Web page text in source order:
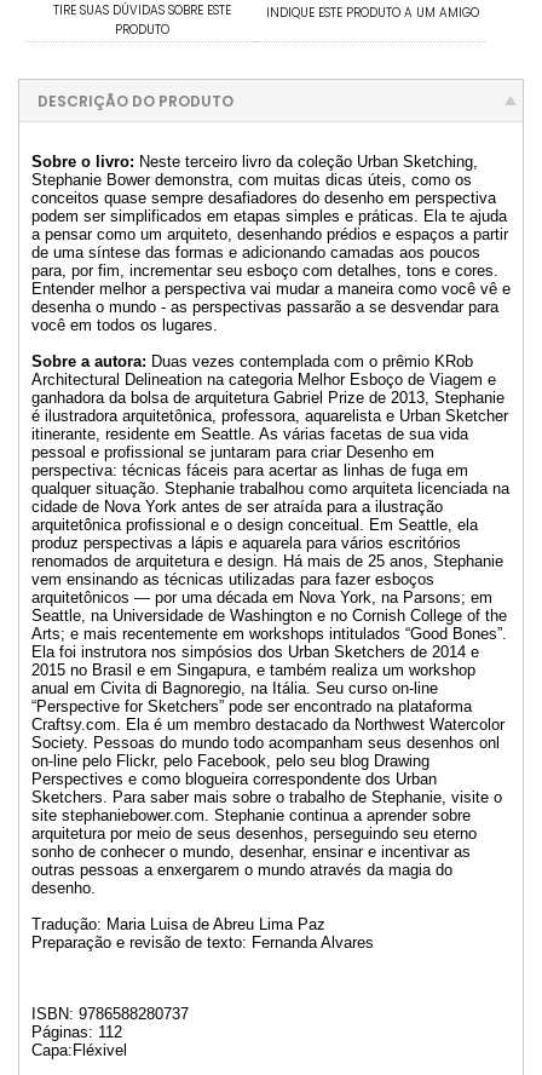
TIRE SUAS DÚVIDAS SOBRE ESTE
PRODUTO
INDIQUE ESTE PRODUTO A UM AMIGO
DESCRIÇÃO DO PRODUTO
Sobre o livro: Neste terceiro livro da coleção Urban Sketching,
Stephanie Bower demonstra, com muitas dicas úteis, como os
conceitos quase sempre desafiadores do desenho em perspectiva
podem ser simplificados em etapas simples e práticas. Ela te ajuda
a pensar como um arquiteto, desenhando prédios e espaços a partir
de uma síntese das formas e adicionando camadas aos poucos
para, por fim, incrementar seu esboço com detalhes, tons e cores.
Entender melhor a perspectiva vai mudar a maneira como você vê e
desenha o mundo - as perspectivas passarão a se desvendar para
você em todos os lugares.
Sobre a autora: Duas vezes contemplada com o prêmio KRob
Architectural Delineation na categoria Melhor Esboço de Viagem e
ganhadora da bolsa de arquitetura Gabriel Prize de 2013, Stephanie
é ilustradora arquitetônica, professora, aquarelista e Urban Sketcher
itinerante, residente em Seattle. As várias facetas de sua vida
pessoal e profissional se juntaram para criar Desenho em
perspectiva: técnicas fáceis para acertar as linhas de fuga em
qualquer situação. Stephanie trabalhou como arquiteta licenciada na
cidade de Nova York antes de ser atraída para a ilustração
arquitetônica profissional e o design conceitual. Em Seattle, ela
produz perspectivas a lápis e aquarela para vários escritórios
renomados de arquitetura e design. Há mais de 25 anos, Stephanie
vem ensinando as técnicas utilizadas para fazer esboços
arquitetônicos — por uma década em Nova York, na Parsons; em
Seattle, na Universidade de Washington e no Cornish College of the
Arts; e mais recentemente em workshops intitulados “Good Bones”.
Ela foi instrutora nos simpósios dos Urban Sketchers de 2014 e
2015 no Brasil e em Singapura, e também realiza um workshop
anual em Civita di Bagnoregio, na Itália. Seu curso on-line
“Perspective for Sketchers” pode ser encontrado na plataforma
Craftsy.com. Ela é um membro destacado da Northwest Watercolor
Society. Pessoas do mundo todo acompanham seus desenhos onl
on-line pelo Flickr, pelo Facebook, pelo seu blog Drawing
Perspectives e como blogueira correspondente dos Urban
Sketchers. Para saber mais sobre o trabalho de Stephanie, visite o
site stephaniebower.com. Stephanie continua a aprender sobre
arquitetura por meio de seus desenhos, perseguindo seu eterno
sonho de conhecer o mundo, desenhar, ensinar e incentivar as
outras pessoas a enxergarem o mundo através da magia do
desenho.
Tradução: Maria Luisa de Abreu Lima Paz
Preparação e revisão de texto: Fernanda Alvares
ISBN: 9786588280737
Páginas: 112
Capa:Fléxivel